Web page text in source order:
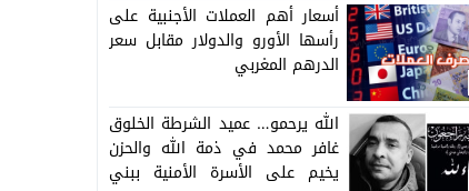
أسعار أهم العملات الأجنبية على
رأسها الأورو والدولار مقابل سعر
الدرهم المغربي
الله يرحمو… عميد الشرطة الخلوق
غافر محمد في ذمة الله والحزن
يخيم على الأسرة الأمنية ببني